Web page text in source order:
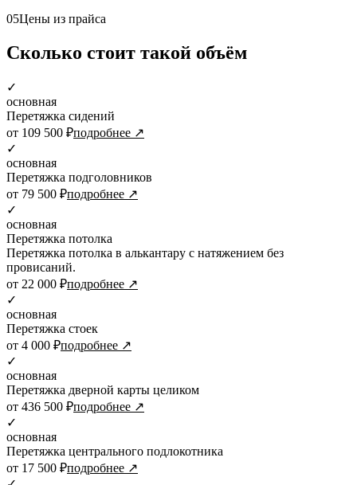
05Цены из прайса
Сколько стоит такой объём
✓
основная
Перетяжка сидений
от 109 500 ₽подробнее ↗
✓
основная
Перетяжка подголовников
от 79 500 ₽подробнее ↗
✓
основная
Перетяжка потолка
Перетяжка потолка в алькантару с натяжением без
провисаний.
от 22 000 ₽подробнее ↗
✓
основная
Перетяжка стоек
от 4 000 ₽подробнее ↗
✓
основная
Перетяжка дверной карты целиком
от 436 500 ₽подробнее ↗
✓
основная
Перетяжка центрального подлокотника
от 17 500 ₽подробнее ↗